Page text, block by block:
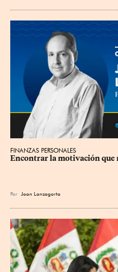
FINANZAS PERSONALES
Encontrar la motivación que
Por Joan Lanzagorta